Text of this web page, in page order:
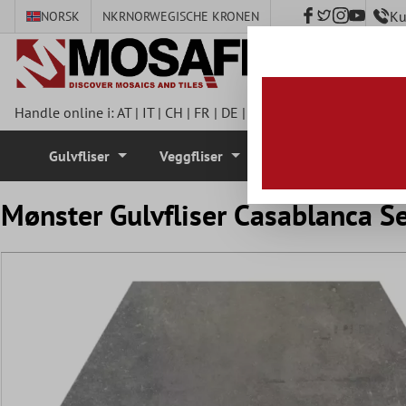
NORSK NKRNORWEGISCHE KRONEN
Handle online i:AT| IT| CH | FR | DE |
Gulvfliser Veggfliser
Mønster Gulvfliser Casablanca